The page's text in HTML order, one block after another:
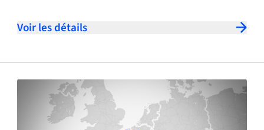
Voir les détails